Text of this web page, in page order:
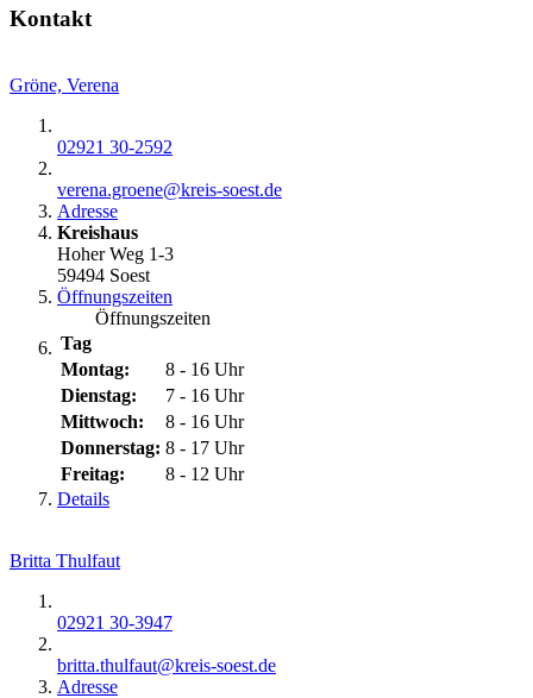
Kontakt
Gröne, Verena
02921 30-2592
verena.groene@​kreis-soest.de
Adresse
Kreishaus
Hoher Weg 1-3
59494 Soest
Öffnungszeiten
Öffnungszeiten
Tag
Montag:
8 - 16 Uhr
Dienstag:
7 - 16 Uhr
Mittwoch:
8 - 16 Uhr
Donnerstag: 8 - 17 Uhr
Freitag:
8 - 12 Uhr
Details
Britta Thulfaut
02921 30-3947
britta.thulfaut@​kreis-soest.de
Adresse